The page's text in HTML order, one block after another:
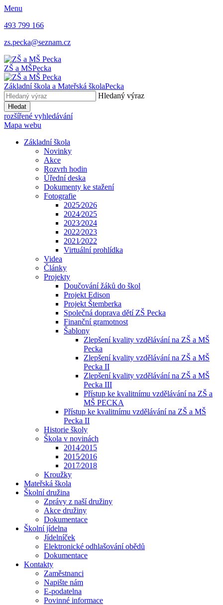
Menu
493 799 166
zs.pecka@seznam.cz
ZŠ a MŠPecka
Základní škola a Mateřská školaPecka
Hledaný výraz
Hledat
rozšířené vyhledávání
Mapa webu
Základní škola
Novinky
Akce
Rozvrh hodin
Úřední deska
Dokumenty ke stažení
Fotografie
2025⁄2026
2024⁄2025
2023⁄2024
2022⁄2023
2021⁄2022
Virtuální prohlídka
Videa
Články
Projekty
Doučování žáků do škol
Projekt Edison
Projekt Štemberka
Společná doprava dětí ZŠ Pecka
Finanční gramotnost
Šablony
Zlepšení kvality vzdělávání na ZŠ a MŠ
Pecka
Zlepšení kvality vzdělávání na ZŠ a MŠ
Pecka II
Zlepšení kvality vzdělávání na ZŠ a MŠ
Pecka III
Přístup ke kvalitnímu vzdělávání na ZŠ a
MŠ PECKA
Přístup ke kvalitnímu vzdělávání na ZŠ a MŠ
Pecka II
Historie školy
Škola v novinách
2014⁄2015
2015⁄2016
2017⁄2018
Kroužky
Mateřská škola
Školní družina
Zprávy z naší družiny
Akce družiny
Dokumentace
Školní jídelna
Jídelníček
Elektronické odhlašování obědů
Dokumentace
Kontakty
Zaměstnanci
Napište nám
E-podatelna
Povinné informace